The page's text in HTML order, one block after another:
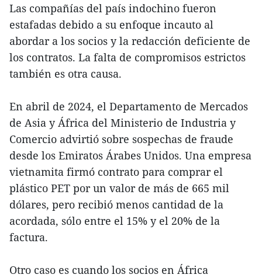
Las compañías del país indochino fueron
estafadas debido a su enfoque incauto al
abordar a los socios y la redacción deficiente de
los contratos. La falta de compromisos estrictos
también es otra causa.
En abril de 2024, el Departamento de Mercados
de Asia y África del Ministerio de Industria y
Comercio advirtió sobre sospechas de fraude
desde los Emiratos Árabes Unidos. Una empresa
vietnamita firmó contrato para comprar el
plástico PET por un valor de más de 665 mil
dólares, pero recibió menos cantidad de la
acordada, sólo entre el 15% y el 20% de la
factura.
Otro caso es cuando los socios en África